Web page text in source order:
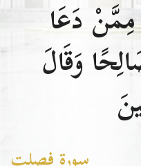
دَعَا
وَقَالَ